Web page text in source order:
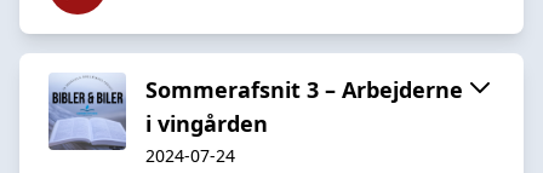
Sommerafsnit 3 – Arbejderne
i vingården
2024-07-24